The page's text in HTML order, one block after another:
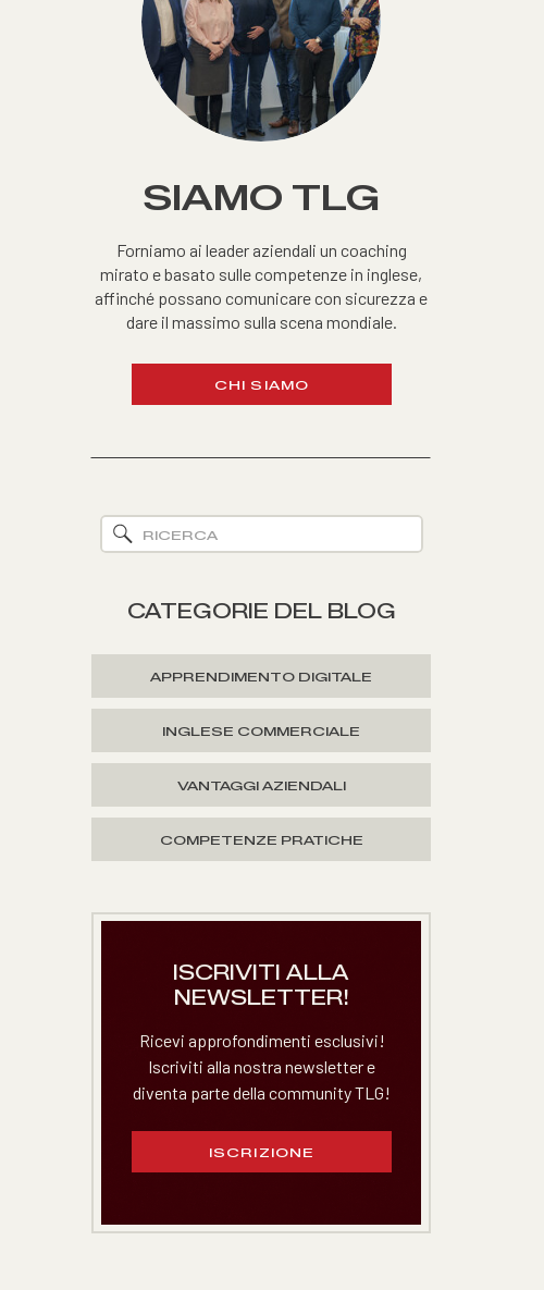
SIAMO TLG
Forniamo ai leader aziendali un coaching
mirato e basato sulle competenze in inglese,
affinché possano comunicare con sicurezza e
dare il massimo sulla scena mondiale.
CHI SIAMO
Search
for:
CATEGORIE DEL BLOG
Ricevi approfondimenti esclusivi!
Iscriviti alla nostra newsletter e
diventa parte della community TLG!
ISCRIVITI ALLA
NEWSLETTER!
ISCRIZIONE
APPRENDIMENTO DIGITALE
INGLESE COMMERCIALE
VANTAGGI AZIENDALI
COMPETENZE PRATICHE